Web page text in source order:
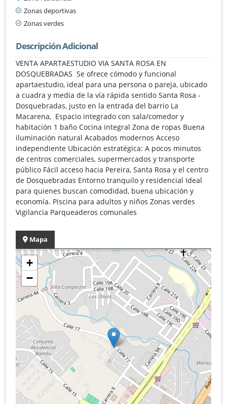
Zonas deportivas
Zonas verdes
Descripción Adicional
VENTA APARTAESTUDIO VIA SANTA ROSA EN
DOSQUEBRADAS Se ofrece cómodo y funcional
apartaestudio, ideal para una persona o pareja, ubicado
a cuadra y media de la vía rápida sentido Santa Rosa -
Dosquebradas, justo en la entrada del barrio La
Macarena, Espacio integrado con sala/comedor y
habitación 1 baño Cocina integral Zona de ropas Buena
iluminación natural Acabados modernos Acceso
independiente Ubicación estratégica: A pocos minutos
de centros comerciales, supermercados y transporte
público Fácil acceso hacia Pereira, Santa Rosa y el centro
de Dosquebradas Entorno tranquilo y residencial Ideal
para quienes buscan comodidad, buena ubicación y
economía. Piscina para adultos y niños Zonas verdes
Vigilancia Parqueaderos comunales
Mapa
+
−